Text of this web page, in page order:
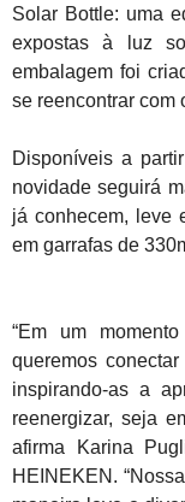
Solar Bottle: uma
expostas à luz
embalagem foi
se reencontrar com
Disponíveis a
novidade seguirá
já conhecem, leve
em garrafas de
“Em um
queremos
inspirando-as a
reenergizar, seja
afirma Karina
HEINEKEN.